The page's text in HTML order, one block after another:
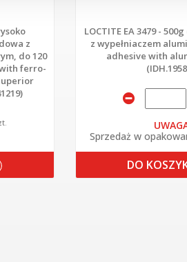
z
do 120
ferro-
LOCTITE EA 3479 -
z wypełniaczem
adhesive with
Sprzedaż w
DO